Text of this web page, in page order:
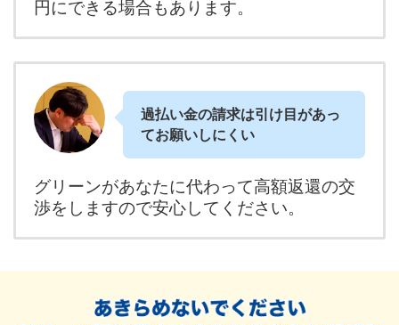
円にできる場合もあります。
過払い金の請求は引け目があっ
てお願いしにくい
グリーンがあなたに代わって高額返還の交
渉をしますので安心してください。